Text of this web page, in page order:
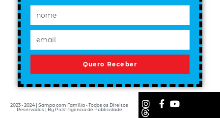
Quero Receber
2023 - 2024 | Sampa com Família - Todos os Direitos
Reservados | By Pick! Agência de Publicidade